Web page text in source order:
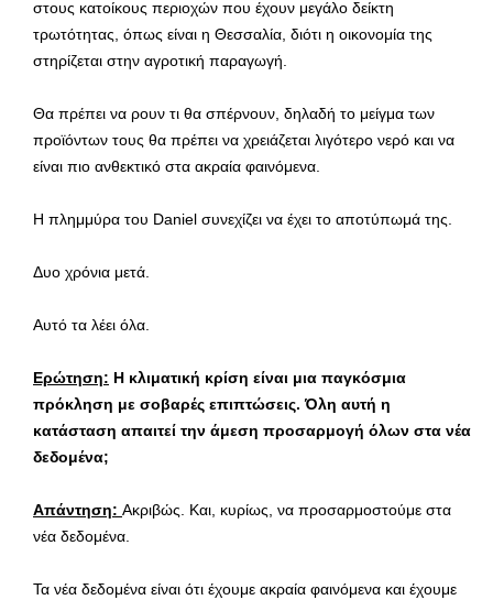
στους κατοίκους περιοχών που έχουν μεγάλο δείκτη
τρωτότητας, όπως είναι η Θεσσαλία, διότι η οικονομία της
στηρίζεται στην αγροτική παραγωγή.
Θα πρέπει να ρουν τι θα σπέρνουν, δηλαδή το μείγμα των
προϊόντων τους θα πρέπει να χρειάζεται λιγότερο νερό και να
είναι πιο ανθεκτικό στα ακραία φαινόμενα.
Η πλημμύρα του Daniel συνεχίζει να έχει το αποτύπωμά της.
Δυο χρόνια μετά.
Αυτό τα λέει όλα.
Ερώτηση: Η κλιματική κρίση είναι μια παγκόσμια
πρόκληση με σοβαρές επιπτώσεις. Όλη αυτή η
κατάσταση απαιτεί την άμεση προσαρμογή όλων στα νέα
δεδομένα;
Απάντηση: Ακριβώς. Και, κυρίως, να προσαρμοστούμε στα
νέα δεδομένα.
Τα νέα δεδομένα είναι ότι έχουμε ακραία φαινόμενα και έχουμε